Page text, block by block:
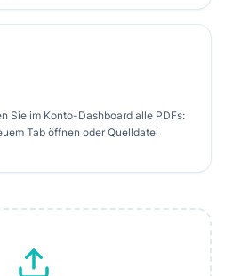
Sie im Konto-Dashboard alle PDFs:
Tab öffnen oder Quelldatei